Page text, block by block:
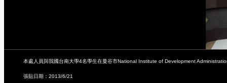
本處人員與我國台南大學4名學生在曼谷市National Institute of Development
張貼日期：2013/6/21